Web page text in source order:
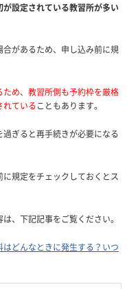
設定されている教習所が多い
があるため、申し込み前に規
め、教習所側も予約枠を厳格
れていることもあります。
ぎると再手続きが必要になる
規定をチェックしておくとス
、下記記事をご覧ください。
どんなときに発生する？いつ